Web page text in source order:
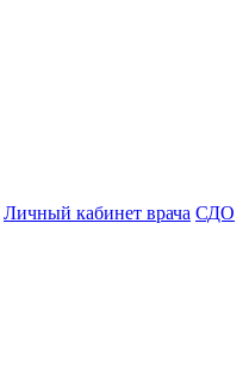
Личный кабинет врача СДО